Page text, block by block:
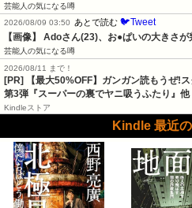
芸能人の気になる噂
2026/08/09 03:50
あとで読む 🐦Tweet
【画像】 Adoさん(23)、お●ぱいの大きさが
芸能人の気になる噂
2026/08/11 まで！
[PR] 【最大50%OFF】ガンガン読もうぜ!
第3弾『スーパーの裏でヤニ吸うふたり』他
Kindleストア
Kindle 最近